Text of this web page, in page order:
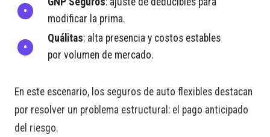
modificar la prima.
Quálitas: alta presencia y costos estables
por volumen de mercado.
En este escenario, los seguros de auto flexibles destacan
por resolver un problema estructural: el pago anticipado
del riesgo.